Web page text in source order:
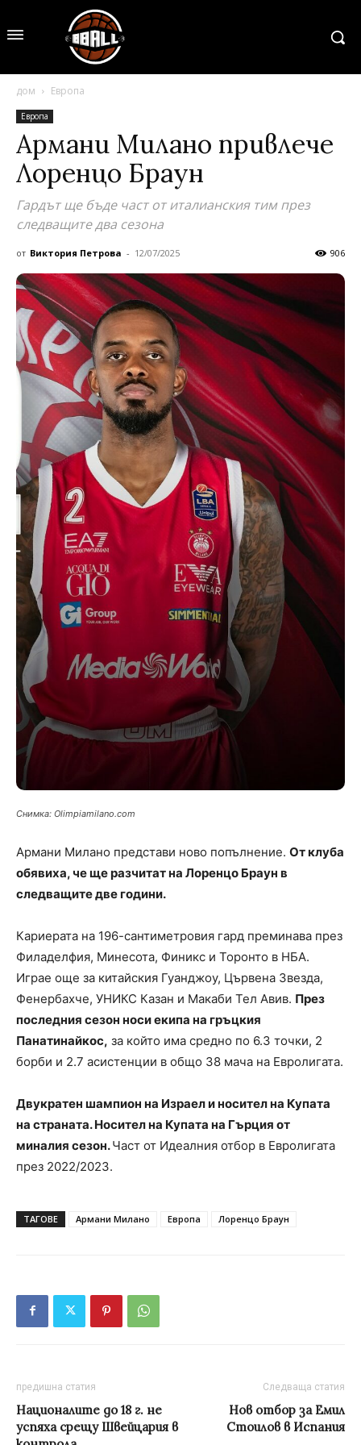
дом Европа
Европа
Армани Милано привлече
Лоренцо Браун
Гардът ще бъде част от италианския тим през
следващите два сезона
от Виктория Петрова - 12/07/2025 906
Снимка: Оlimpiamilano.com
Aрмани Милано представи ново попълнение. От клуба
обявиха, че ще разчитат на Лоренцо Браун в
следващите две години.
Кариерата на 196-сантиметровия гард преминава през
Филаделфия, Минесота, Финикс и Торонто в НБА.
Играе още за китайския Гуанджоу, Цървена Звезда,
Фенербахче, УНИКС Казан и Макаби Тел Авив. През
последния сезон носи екипа на гръцкия
Панатинайкос, за който има средно по 6.3 точки, 2
борби и 2.7 асистенции в общо 38 мача на Евролигата.
Двукратен шампион на Израел и носител на Купата
на страната. Носител на Купата на Гърция от
миналия сезон.Част от Идеалния отбор в Евролигата
през 2022/2023.
ТАГОВЕ Армани Милано Европа Лоренцо Браун
предишна статия
Националите до 18 г. не
успяха срещу Швейцария в
Следваща статия
Нов отбор за Емил
Стоилов в Испания